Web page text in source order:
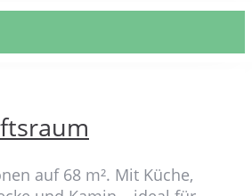
auf 68 m². Mit Küche,